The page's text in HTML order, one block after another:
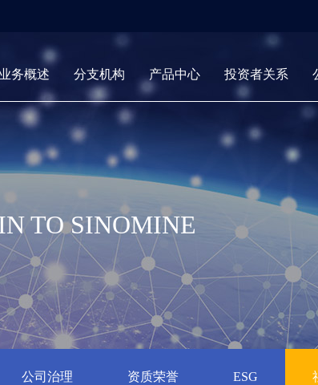
业务概述 分支机构 产品中心 投资者关系
TO SINOMINE
公司治理 资质荣誉 ESG